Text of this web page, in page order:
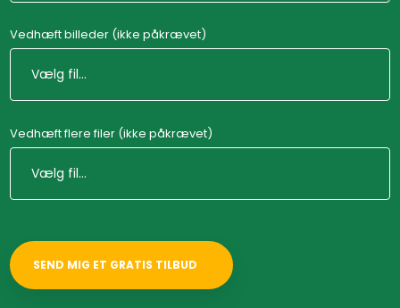
Vedhæft billeder (ikke påkrævet)
Vedhæft flere filer (ikke påkrævet)